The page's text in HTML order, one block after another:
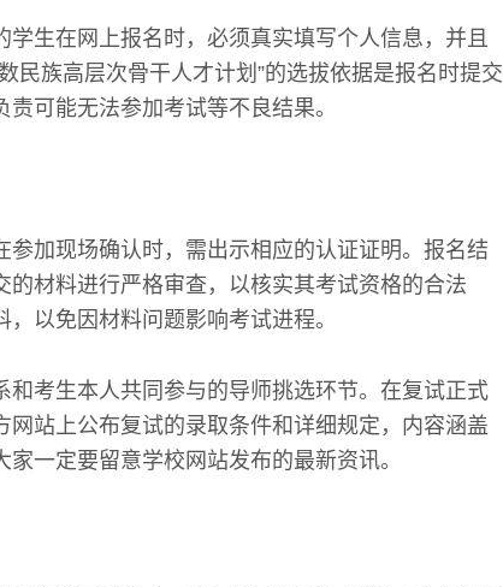
生在网上报名时，必须真实填写个人信息，并且
民族高层次骨干人才计划”的选拔依据是报名时提交
可能无法参加考试等不良结果。
加现场确认时，需出示相应的认证证明。报名结
材料进行严格审查，以核实其考试资格的合法
以免因材料问题影响考试进程。
考生本人共同参与的导师挑选环节。在复试正式
站上公布复试的录取条件和详细规定，内容涵盖
一定要留意学校网站发布的最新资讯。